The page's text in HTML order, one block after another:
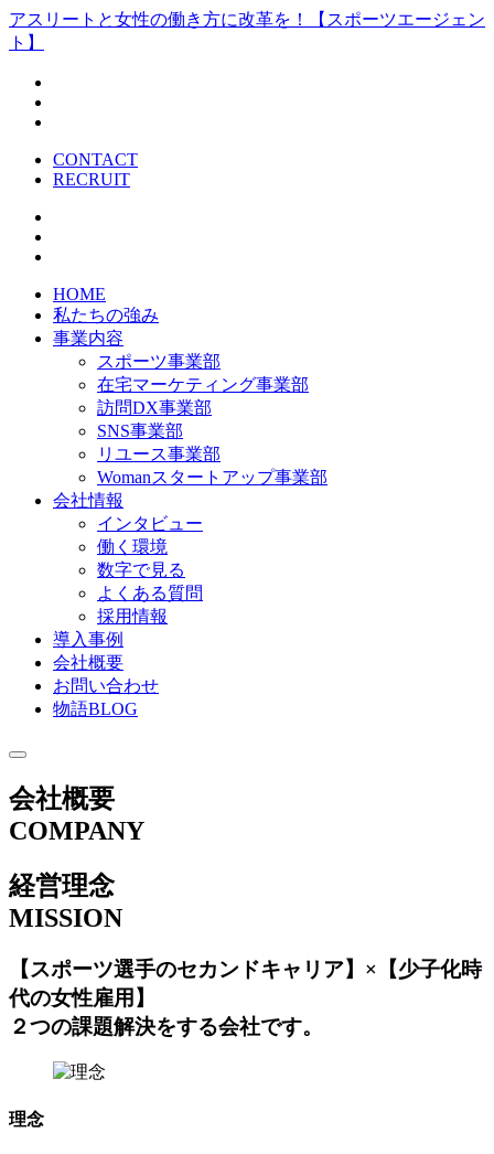
アスリートと女性の働き方に改革を！【スポーツエージェン
ト】
CONTACT
RECRUIT
HOME
私たちの強み
事業内容
スポーツ事業部
在宅マーケティング事業部
訪問DX事業部
SNS事業部
リユース事業部
Womanスタートアップ事業部
会社情報
インタビュー
働く環境
数字で見る
よくある質問
採用情報
導入事例
会社概要
お問い合わせ
物語BLOG
会社概要
COMPANY
経営理念
MISSION
【スポーツ選手のセカンドキャリア】×【少子化時
代の女性雇用】
２つの課題解決をする会社です。
理念